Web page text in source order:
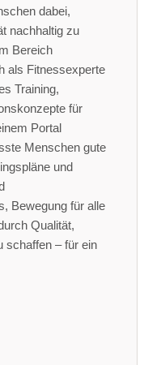
dabei,
nachhaltig zu
Bereich
als Fitnessexperte
Training,
für
Portal
Menschen gute
und
Bewegung für alle
Qualität,
schaffen – für ein